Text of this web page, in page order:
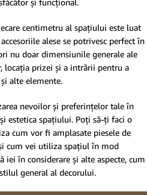
și funcțional.
centimetru al spațiului este luat
alese se potrivesc perfect în
nu doar dimensiunile generale ale
locația prizei și a intrării pentru a
alte elemente.
nevoilor și preferințelor tale în
estetica spațiului. Poți să-ți faci o
cum vor fi amplasate piesele de
cum vei utiliza spațiul în mod
iei în considerare și alte aspecte, cum
general al decorului.